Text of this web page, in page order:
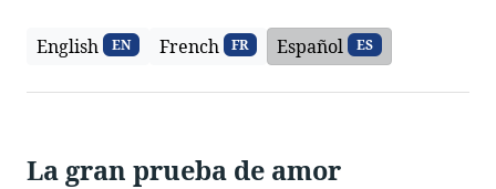
English EN French FR Español ES
La gran prueba de amor